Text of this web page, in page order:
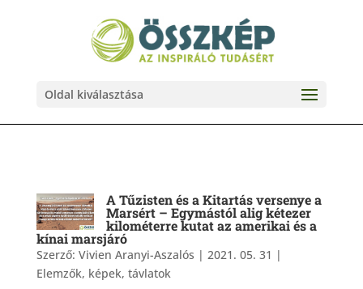
Oldal kiválasztása
A Tűzisten és a Kitartás versenye a
Marsért – Egymástól alig kétezer
kilométerre kutat az amerikai és a
kínai marsjáró
Szerző: Vivien Aranyi-Aszalós | 2021. 05. 31 |
Elemzők, képek, távlatok